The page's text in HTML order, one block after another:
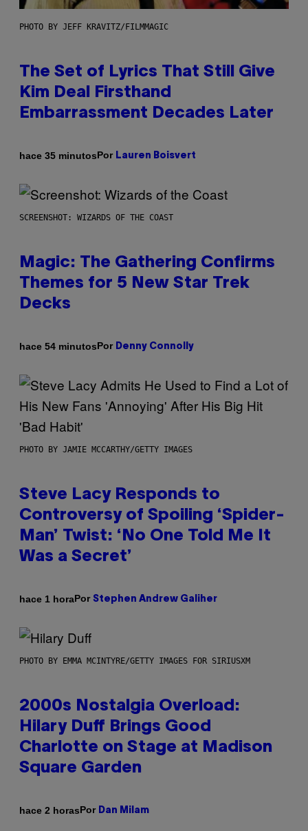
PHOTO BY JEFF KRAVITZ/FILMMAGIC
The Set of Lyrics That Still Give
Kim Deal Firsthand
Embarrassment Decades Later
hace 35 minutosPor Lauren Boisvert
SCREENSHOT: WIZARDS OF THE COAST
Magic: The Gathering Confirms
Themes for 5 New Star Trek
Decks
hace 54 minutosPor Denny Connolly
PHOTO BY JAMIE MCCARTHY/GETTY IMAGES
Steve Lacy Responds to
Controversy of Spoiling ‘Spider-
Man’ Twist: ‘No One Told Me It
Was a Secret’
hace 1 horaPor Stephen Andrew Galiher
PHOTO BY EMMA MCINTYRE/GETTY IMAGES FOR SIRIUSXM
2000s Nostalgia Overload:
Hilary Duff Brings Good
Charlotte on Stage at Madison
Square Garden
hace 2 horasPor Dan Milam